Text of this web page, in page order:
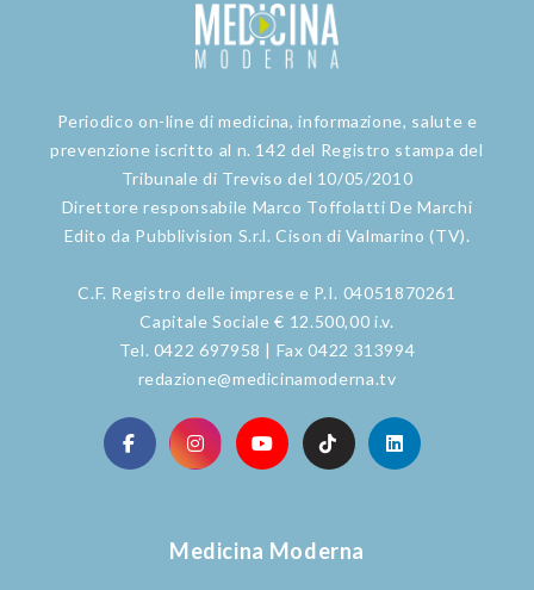
Periodico on-line di medicina, informazione, salute e
prevenzione iscritto al n. 142 del Registro stampa del
Tribunale di Treviso del 10/05/2010
Direttore responsabile Marco Toffolatti De Marchi
Edito da Pubblivision S.r.l. Cison di Valmarino (TV).
C.F. Registro delle imprese e P.I. 04051870261
Capitale Sociale € 12.500,00 i.v.
Tel. 0422 697958 | Fax 0422 313994
redazione@medicinamoderna.tv
Medicina Moderna